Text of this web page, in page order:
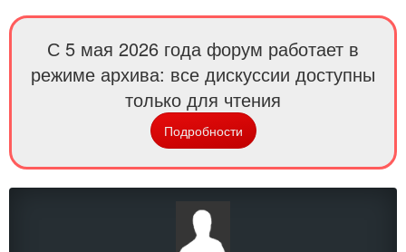
С 5 мая 2026 года форум работает в
режиме архива: все дискуссии доступны
только для чтения
Подробности